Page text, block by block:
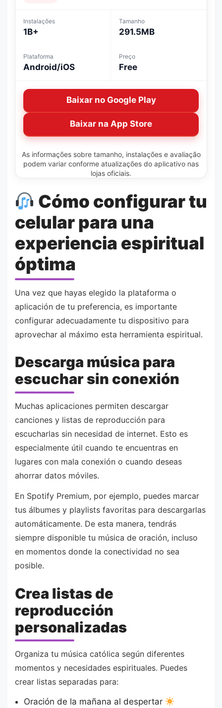
Instalações
1B+
Tamanho
291.5MB
Plataforma
Android/iOS
Preço
Free
Baixar no Google Play
Baixar na App Store
As informações sobre tamanho, instalações e avaliação
podem variar conforme atualizações do aplicativo nas
lojas oficiais.
Cómo configurar tu
celular para una
experiencia espiritual
óptima
Una vez que hayas elegido la plataforma o
aplicación de tu preferencia, es importante
configurar adecuadamente tu dispositivo para
aprovechar al máximo esta herramienta espiritual.
Descarga música para
escuchar sin conexión
Muchas aplicaciones permiten descargar
canciones y listas de reproducción para
escucharlas sin necesidad de internet. Esto es
especialmente útil cuando te encuentras en
lugares con mala conexión o cuando deseas
ahorrar datos móviles.
En Spotify Premium, por ejemplo, puedes marcar
tus álbumes y playlists favoritas para descargarlas
automáticamente. De esta manera, tendrás
siempre disponible tu música de oración, incluso
en momentos donde la conectividad no sea
posible.
Crea listas de
reproducción
personalizadas
Organiza tu música católica según diferentes
momentos y necesidades espirituales. Puedes
crear listas separadas para:
Oración de la mañana al despertar